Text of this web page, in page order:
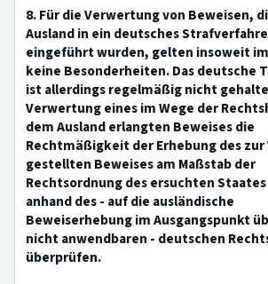
8. Für die Verwertung von Beweisen,
Ausland in ein deutsches
eingeführt wurden, gelten insoweit
keine Besonderheiten. Das deutsche
ist allerdings regelmäßig nicht
Verwertung eines im Wege der
dem Ausland erlangten Beweises die
Rechtmäßigkeit der Erhebung des
gestellten Beweises am Maßstab der
Rechtsordnung des ersuchten
anhand des - auf die ausländische
Beweiserhebung im Ausgangspunkt
nicht anwendbaren - deutschen
überprüfen.